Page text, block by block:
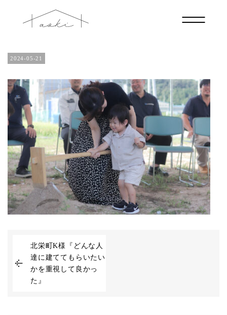
2024-05-21
北栄町K様『どんな人
達に建ててもらいたい
かを重視して良かっ
た』